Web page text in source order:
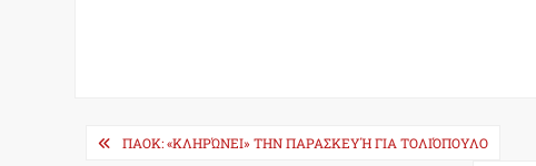
PostΠΑΟΚ: «ΚΛΗΡΏΝΕΙ» ΤΗΝ ΠΑΡΑΣΚΕΥΉ ΓΙΑ ΤΟΛΙΌΠΟΥΛΟ